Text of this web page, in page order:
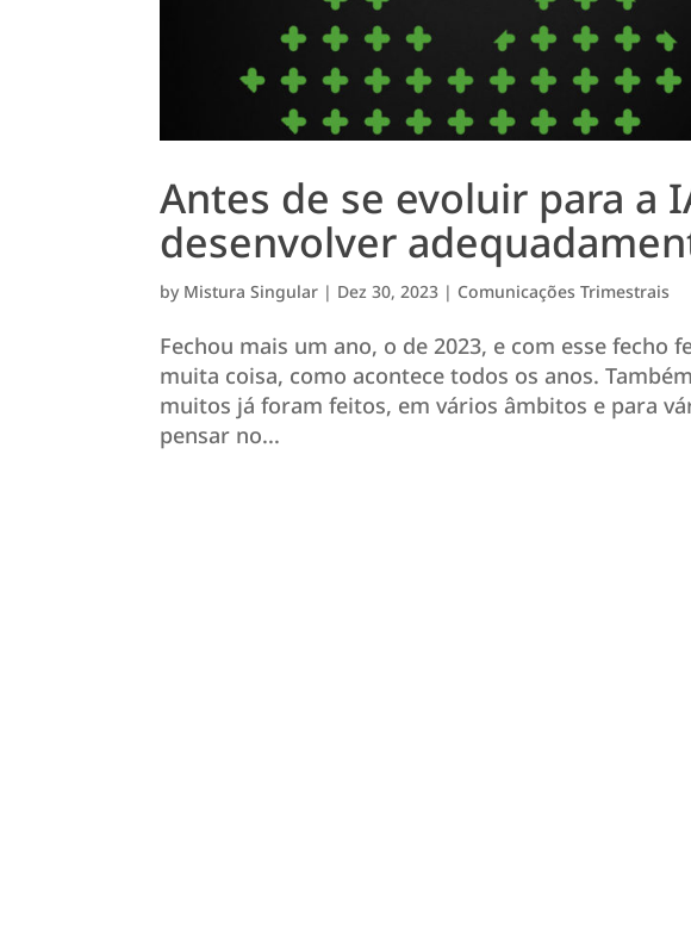
Antes de se evoluir para a
desenvolver
by Mistura Singular | Dez 30, 2023 | Comunicações Trimestrais
Fechou mais um ano, o de 2023, e com esse fecho
muita coisa, como acontece todos os anos.
muitos já foram feitos, em vários âmbitos e para
pensar no...